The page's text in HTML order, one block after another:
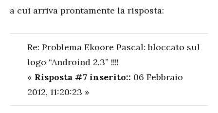
a cui arriva prontamente la risposta:
Re: Problema Ekoore Pascal: bloccato sul
logo “Androind 2.3” !!!!
« Risposta #7 inserito:: 06 Febbraio
2012, 11:20:23 »